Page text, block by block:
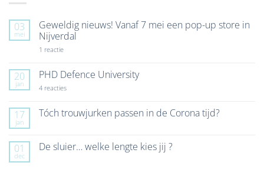
03
mei
Geweldig nieuws! Vanaf 7 mei een pop-up store in
Nijverdal
1 reactieop
Vanaf
7
mei
up
store
20
jan
PHD Defence University
4 reactiesop
University
17
jan
Tóch trouwjurken passen in de Corona tijd?
Tóch
01
dec
De sluier… welke lengte kies jij ?